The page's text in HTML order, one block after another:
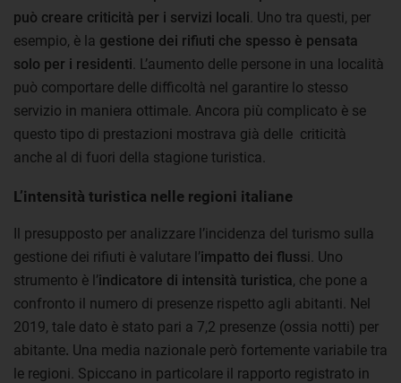
può creare criticità per i servizi locali . Uno tra questi, per
esempio, è la gestione dei rifiuti che spesso è pensata
solo per i residenti . L’aumento delle persone in una località
può comportare delle difficoltà nel garantire lo stesso
servizio in maniera ottimale. Ancora più complicato è se
questo tipo di prestazioni mostrava già delle criticità
anche al di fuori della stagione turistica.
L’intensità turistica nelle regioni italiane
Il presupposto per analizzare l’incidenza del turismo sulla
gestione dei rifiuti è valutare l’impatto dei flussi. Uno
strumento è l’indicatore di intensità turistica, che pone a
confronto il numero di presenze rispetto agli abitanti. Nel
2019, tale dato è stato pari a 7,2 presenze (ossia notti) per
abitante. Una media nazionale però fortemente variabile tra
le regioni. Spiccano in particolare il rapporto registrato in